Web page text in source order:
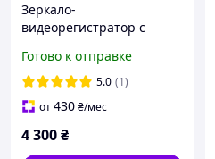
Зеркало-
видеорегистратор с
(9.66", 4K, 2 камеры)
Готово к отправке
5.0 (1)
от430₴/мес
4 300₴